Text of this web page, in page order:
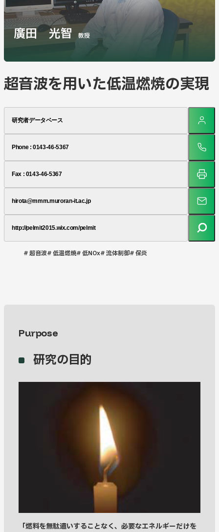
研究協力会
Research Cooperation group
研究協力会役員・会員名簿
お問い合わせ
Contact
廣田 光智 教授
超音波を用いた低温燃焼の実現
研究者データベース
Phone : 0143-46-5367
Fax : 0143-46-5367
hirota@mmm.muroran-it.ac.jp
http://pelmit2015.wix.com/pelmit
超音波 低温燃焼 低NOx 流体制御 保炎
Purpose
研究の目的
「燃料を無駄遣いすることなく、必要なエネルギーだけを